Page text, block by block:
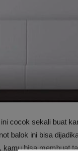
cocok sekali buat
balok ini bisa
kamu bisa membuat